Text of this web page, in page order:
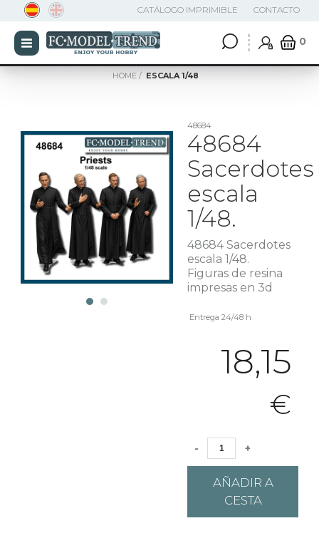
0
CATÁLOGO IMPRIMIBLE CONTACTO
HOME ESCALA 1/48
48684
48684
Sacerdotes
escala
1/48.
48684 Sacerdotes
escala 1/48.
Figuras de resina
impresas en 3d
Entrega 24/48 h
18,15
€
- +
AÑADIR A
CESTA